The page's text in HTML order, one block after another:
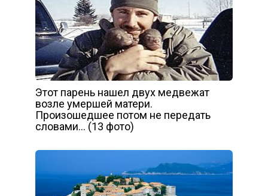
Этот парень нашел двух медвежат
возле умершей матери.
Произошедшее потом не передать
словами… (13 фото)